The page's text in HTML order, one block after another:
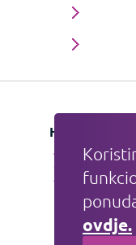
ovdje.
HIT
Apple
Gaming
Telefonija